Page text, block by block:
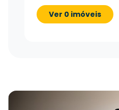
Ver 0 imóveis